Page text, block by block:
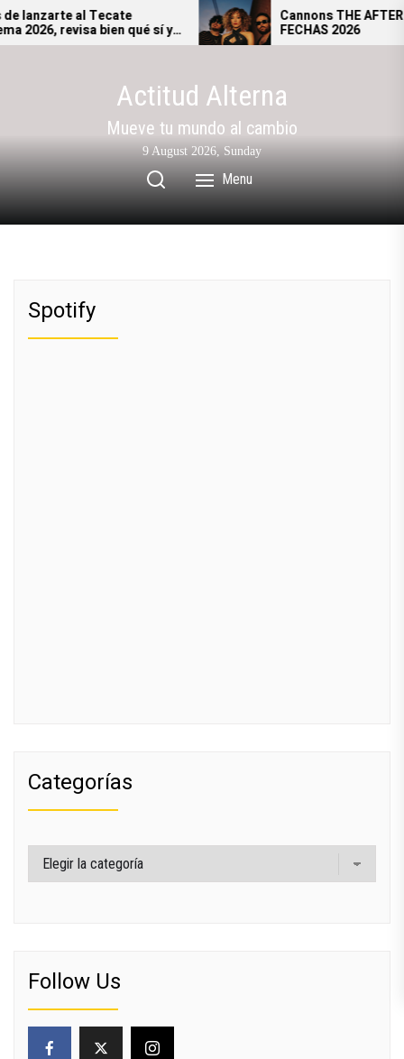
Skip
to
lanzarte al Tecate
2026, revisa bien qué sí y
ingresar al festival.
Cannons THE
FECHAS 2026
Actitud Alterna
Mueve tu mundo al cambio
9 August 2026, Sunday
Menu
Spotify
Categorías
Categorías
Follow Us